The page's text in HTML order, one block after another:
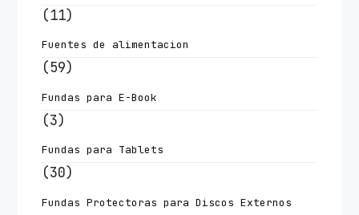
(11)
Fuentes de alimentacion
(59)
Fundas para E-Book
(3)
Fundas para Tablets
(30)
Fundas Protectoras para Discos Externos